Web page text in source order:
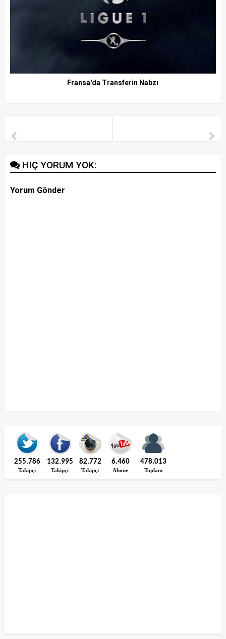
Fransa'da Transferin Nabzı
HIÇ YORUM YOK:
Yorum Gönder
255.786
Takipçi
132.995
Takipçi
82.772
Takipçi
6.460
Abone
478.013
Toplam